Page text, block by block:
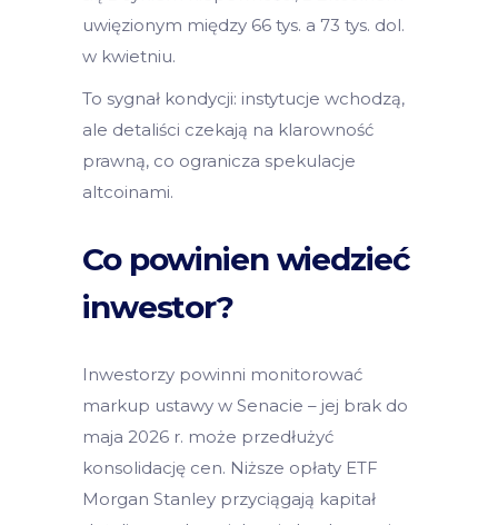
uwięzionym między 66 tys. a 73 tys. dol.
w kwietniu.
To sygnał kondycji: instytucje wchodzą,
ale detaliści czekają na klarowność
prawną, co ogranicza spekulacje
altcoinami.
Co powinien wiedzieć
inwestor?
Inwestorzy powinni monitorować
markup ustawy w Senacie – jej brak do
maja 2026 r. może przedłużyć
konsolidację cen. Niższe opłaty ETF
Morgan Stanley przyciągają kapitał